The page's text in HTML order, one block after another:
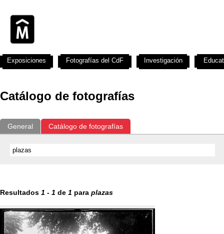
Catálogo de fotografías
General Catálogo de fotografías
Resultados 1 - 1 de 1 para plazas
Exposiciones Fotografías del CdF Investigación